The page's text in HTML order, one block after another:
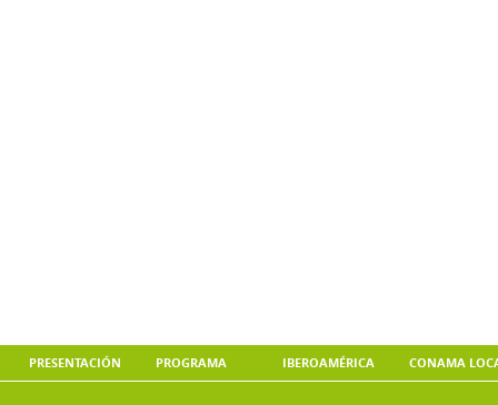
PRESENTACIÓN PROGRAMA IBEROAMÉRICA CONAMA